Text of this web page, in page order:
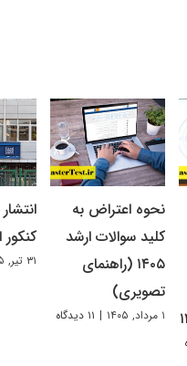
نحوه اعتراض به
کلید سوالات ارشد
۱۴۰۵ (راهنمای
تصویری)
۱ مرداد, ۱۴۰۵ | ۱۱ دیدگاه
کنکور
۳۱ تیر, ۱۴۰۵